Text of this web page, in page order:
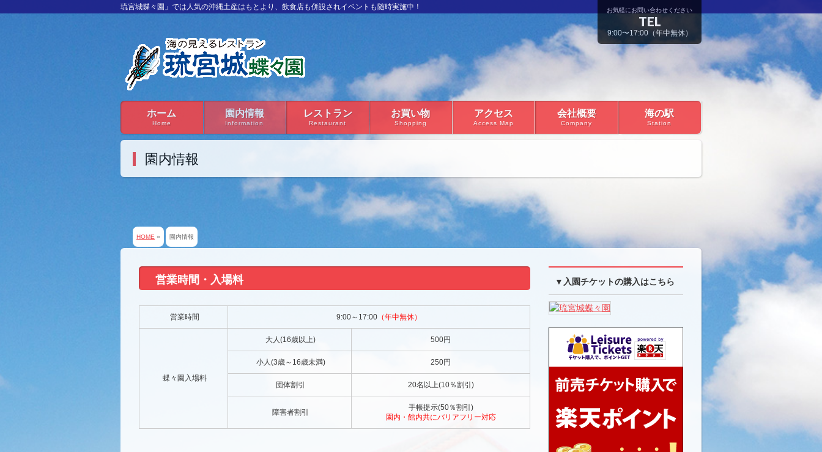
琉宮城蝶々園」では人気の沖縄土産はもとより、飲食店も併設されイベントも随時実施中！ お気軽にお問い合わせください
TEL
9:00〜17:00（年中無休）
ホーム
Home
園内情報
Information
レストラン
Restaurant
お買い物
Shopping
アクセス
Access Map
会社概要
Company
海の駅
Station
園内情報
HOME » 園内情報
営業時間・入場料
営業時間 9:00～17:00 （年中無休）
蝶々園入場料
大人(16歳以上) 500円
小人(3歳～16歳未満) 250円
団体割引 20名以上(10％割引)
障害者割引
手帳提示(50％割引)
園内・館内共にバリアフリー対応
▼入園チケットの購入はこちら